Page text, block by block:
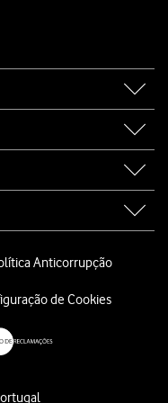
Anticorrupção
de Cookies